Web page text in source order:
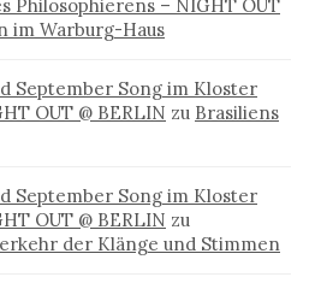
Philosophierens – NIGHT OUT
im Warburg-Haus
September Song im Kloster
OUT @ BERLIN zu Brasiliens
September Song im Kloster
OUT @ BERLIN zu
der Klänge und Stimmen